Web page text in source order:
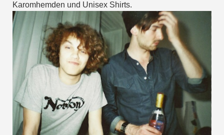
Karomhemden und Unisex Shirts.